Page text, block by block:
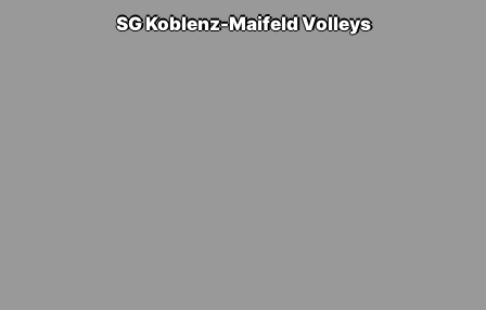
SG Koblenz-Maifeld Volleys